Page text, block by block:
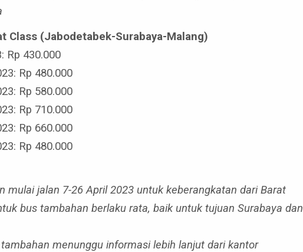
Class (Jabodetabek-Surabaya-Malang)
Rp 430.000
Rp 480.000
Rp 580.000
Rp 710.000
Rp 660.000
Rp 480.000
mulai jalan 7-26 April 2023 untuk keberangkatan dari Barat
bus tambahan berlaku rata, baik untuk tujuan Surabaya dan
menunggu informasi lebih lanjut dari kantor